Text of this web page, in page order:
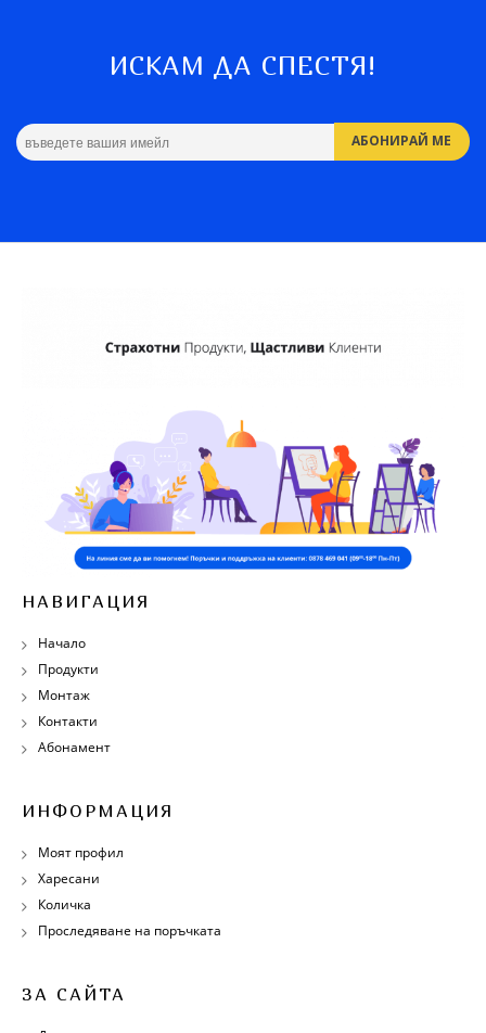
ИСКАМ ДА СПЕСТЯ!
НАВИГАЦИЯ
Начало
Продукти
Монтаж
Контакти
Абонамент
ИНФОРМАЦИЯ
Моят профил
Харесани
Количка
Проследяване на поръчката
ЗА САЙТА